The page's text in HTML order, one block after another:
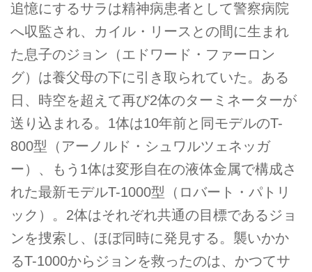
追憶にするサラは精神病患者として警察病院
へ収監され、カイル・リースとの間に生まれ
た息子のジョン（エドワード・ファーロン
グ）は養父母の下に引き取られていた。ある
日、時空を超えて再び2体のターミネーターが
送り込まれる。1体は10年前と同モデルのT-
800型（アーノルド・シュワルツェネッガ
ー）、もう1体は変形自在の液体金属で構成さ
れた最新モデルT-1000型（ロバート・パトリ
ック）。2体はそれぞれ共通の目標であるジョ
ンを捜索し、ほぼ同時に発見する。襲いかか
るT-1000からジョンを救ったのは、かつてサ